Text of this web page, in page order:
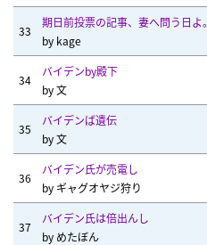
33
期日前投票の記事、妻へ問う日よ。
by kage
34
バイデンby殿下
by文
35
バイデンば遺伝
by文
36
バイデン氏が売電し
by ギャグオヤジ狩り
37
バイデン氏は倍出んし
by めたぼん